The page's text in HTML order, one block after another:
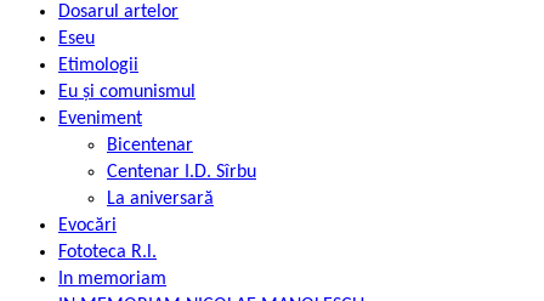
Dosarul artelor
Eseu
Etimologii
Eu și comunismul
Eveniment
Bicentenar
Centenar I.D. Sîrbu
La aniversară
Evocări
Fototeca R.l.
In memoriam